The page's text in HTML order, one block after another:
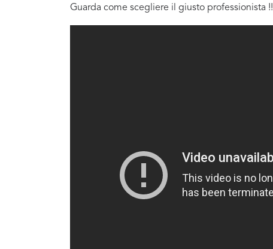
Guarda come scegliere il giusto professionista !!